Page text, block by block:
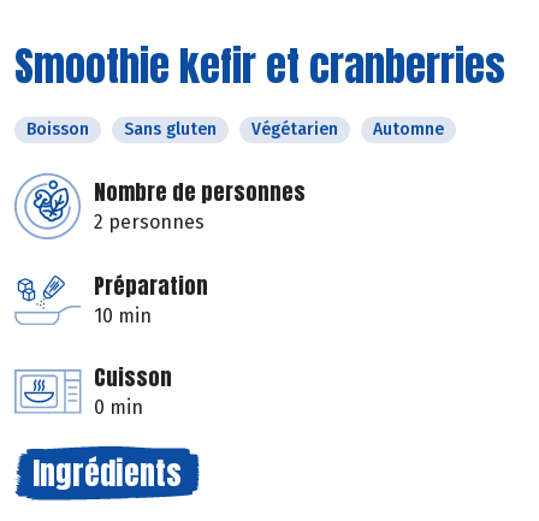
Smoothie kefir et cranberries
Boisson Sans gluten Végétarien Automne
Nombre de personnes
2 personnes
Préparation
10 min
Cuisson
0 min
Ingrédients